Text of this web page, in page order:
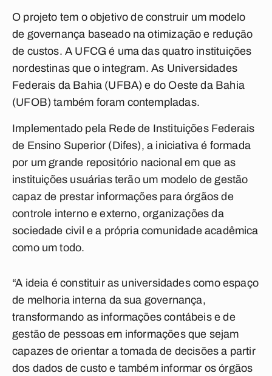
O projeto tem o objetivo de construir um modelo
de governança baseado na otimização e redução
de custos. A UFCG é uma das quatro instituições
nordestinas que o integram. As Universidades
Federais da Bahia (UFBA) e do Oeste da Bahia
(UFOB) também foram contempladas.
Implementado pela Rede de Instituições Federais
de Ensino Superior (Difes), a iniciativa é formada
por um grande repositório nacional em que as
instituições usuárias terão um modelo de gestão
capaz de prestar informações para órgãos de
controle interno e externo, organizações da
sociedade civil e a própria comunidade acadêmica
como um todo.
“A ideia é constituir as universidades como espaço
de melhoria interna da sua governança,
transformando as informações contábeis e de
gestão de pessoas em informações que sejam
capazes de orientar a tomada de decisões a partir
dos dados de custo e também informar os órgãos